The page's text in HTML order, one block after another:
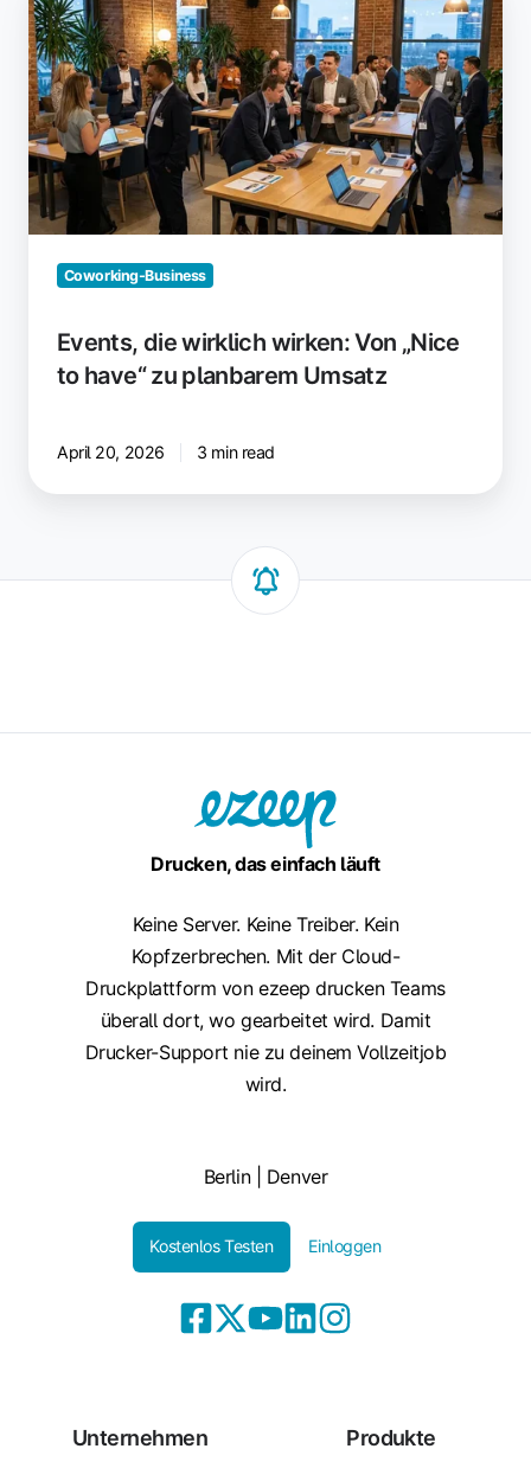
die
wirklich
wirken:
Von
„Nice
to
have“
zu
planbarem
Umsatz
Coworking-Business
Events, die wirklich wirken: Von „Nice
to have“ zu planbarem Umsatz
April 20, 2026 3 min read
Drucken, das einfach läuft
Keine Server. Keine Treiber. Kein
Kopfzerbrechen. Mit der Cloud-
Druckplattform von ezeep drucken Teams
überall dort, wo gearbeitet wird. Damit
Drucker-Support nie zu deinem Vollzeitjob
wird.
Berlin | Denver
Kostenlos Testen Einloggen
Unternehmen Produkte